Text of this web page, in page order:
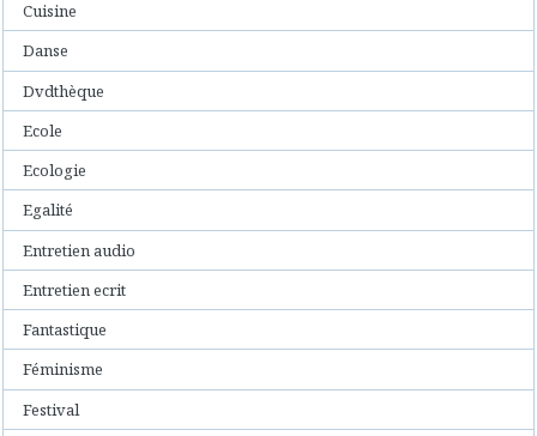
Cuisine
Danse
Dvdthèque
Ecole
Ecologie
Egalité
Entretien audio
Entretien ecrit
Fantastique
Féminisme
Festival